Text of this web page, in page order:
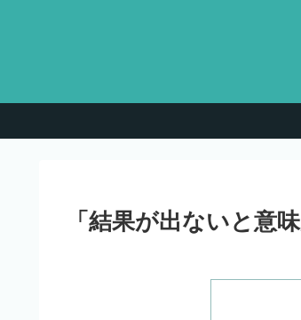
「結果が出ないと意